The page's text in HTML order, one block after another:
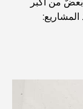
جميرا
دبي
المشاريع: